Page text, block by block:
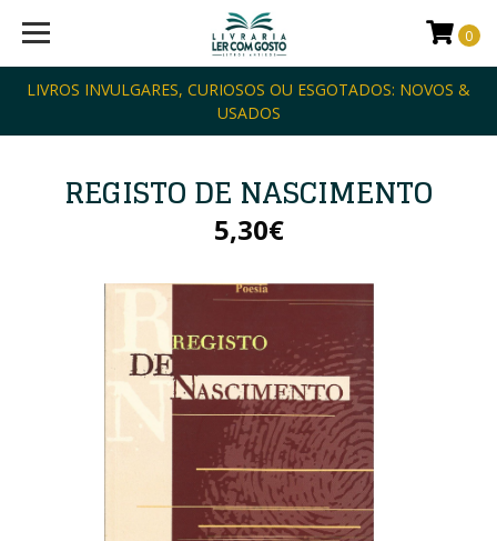
LIVROS INVULGARES, CURIOSOS OU ESGOTADOS: NOVOS &
USADOS
0
REGISTO DE NASCIMENTO
5,30€